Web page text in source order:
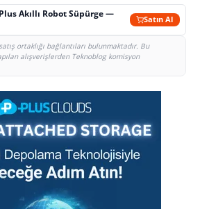
Akıllı Robot Süpürge —
Satın Al
ortaklığı bağlantıları bulunmaktadır. Bu
alışverişlerden Teknoblog komisyon